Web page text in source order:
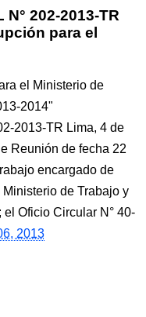
N° 202-2013-TR
para el
el Ministerio de
2014"
2013-TR Lima, 4 de
Reunión de fecha 22
encargado de
de Trabajo y
Oficio Circular N° 40-
2013